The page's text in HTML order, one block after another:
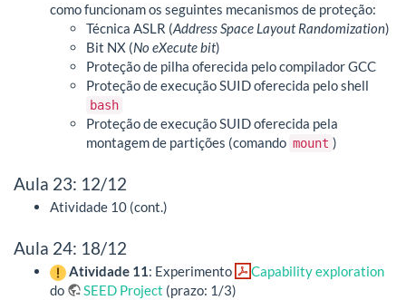
como funcionam os seguintes mecanismos de proteção:
Técnica ASLR (Address Space Layout Randomization)
Bit NX (No eXecute bit)
Proteção de pilha oferecida pelo compilador GCC
Proteção de execução SUID oferecida pelo shell
bash
Proteção de execução SUID oferecida pela
montagem de partições (comando mount )
Aula 23: 12/12
Atividade 10 (cont.)
Aula 24: 18/12
Atividade 11: Experimento
Capability exploration
do
SEED Project (prazo: 1/3)